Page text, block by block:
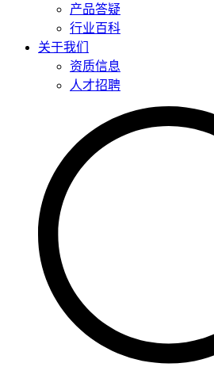
产品答疑
行业百科
关于我们
资质信息
人才招聘